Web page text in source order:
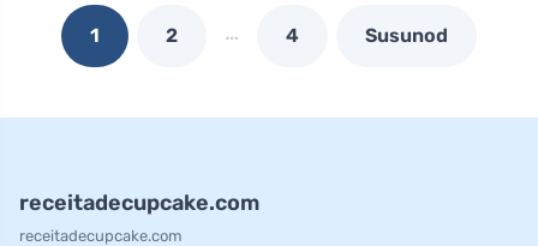
1 2 … 4 Susunod
receitadecupcake.com
receitadecupcake.com